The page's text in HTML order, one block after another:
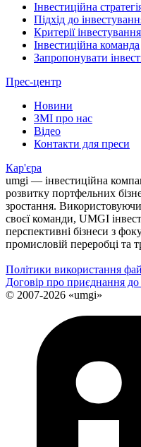
Інвестиційна
Підхід до
Критерії інвестування
Інвестиційна команда
Запропонувати
Прес-центр
Новини
ЗМІ про нас
Відео
Контакти для преси
Кар'єра
umgi — інвестиційна
розвитку портфельних
зростання.
своєї команди, UMGI
перспективні бізнеси з
промисловій переробці та
Політики використання
Договір про приєднання
© 2007-2026 «umgi»